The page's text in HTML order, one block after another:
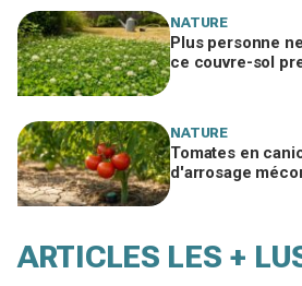
NATURE
Plus personne
ce couvre-sol
NATURE
Tomates en
d'arrosage
ARTICLES LES +